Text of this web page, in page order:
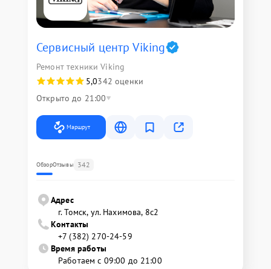
Сервисный центр Viking
Ремонт техники Viking
5,0342 оценки
Открыто до 21:00
Маршрут
ОбзорОтзывы 342
Адрес
г. Томск, ул. Нахимова, 8с2
Контакты
+7 (382) 270-24-59
Время работы
Работаем с 09:00 до 21:00